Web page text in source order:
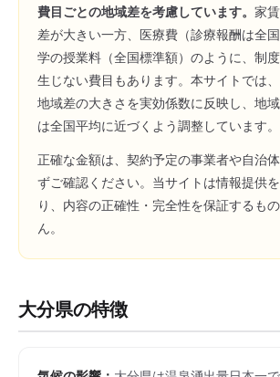
費目ごとの地域差を考慮しています。 家
差が大きい一方、医療費（診療報酬は全
学の授業料（全国標準額）のように、制
生じない費目もあります。本サイトでは
地域差の大きさを実効係数に反映し、地
は全国平均に近づくよう調整しています。
正確な金額は、契約予定の事業者や自治
ずご確認ください。当サイトは情報提供
り、内容の正確性・完全性を保証するも
ん。
大分県の特徴